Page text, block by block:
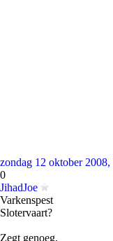
zondag 12 oktober
0
JihadJoe
Varkenspest
Slotervaart?
Zegt genoeg.